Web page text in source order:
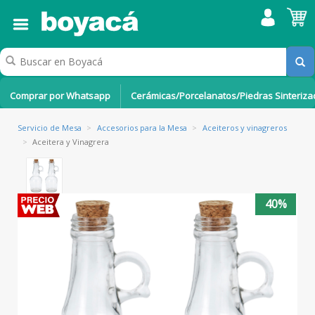
Comprar por Whatsapp Cerámicas/Porcelanatos/Piedras
Servicio de Mesa > Accesorios para la Mesa > Aceiteros y vinagreros
> Aceitera y Vinagrera
40%